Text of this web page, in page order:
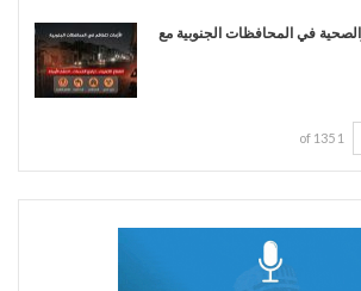
في المحافظات الجنوبية مع
1 of 135